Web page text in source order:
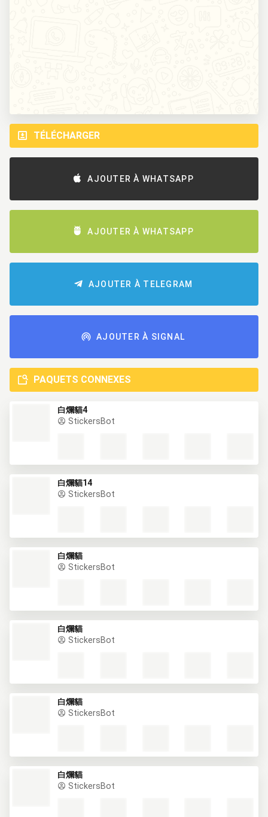
TÉLÉCHARGER
AJOUTER À WHATSAPP
AJOUTER À WHATSAPP
AJOUTER À TELEGRAM
AJOUTER À SIGNAL
PAQUETS CONNEXES
白爛貓4
StickersBot
白爛貓14
StickersBot
白爛貓
StickersBot
白爛貓
StickersBot
白爛貓
StickersBot
白爛貓
StickersBot